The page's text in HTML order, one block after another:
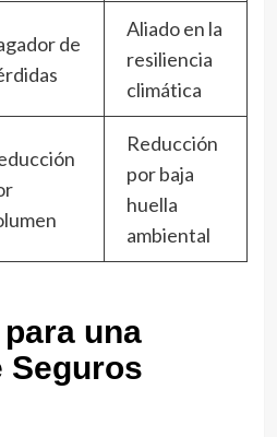
de
Aliado en la
resiliencia
climática
Reducción
por baja
huella
ambiental
una
Seguros